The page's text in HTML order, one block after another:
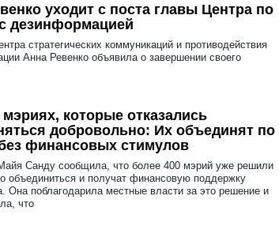
уходит с поста главы Центра по
дезинформацией
стратегических коммуникаций и противодействия
Анна Ревенко объявила о завершении своего
которые отказались
добровольно: Их объединят по
финансовых стимулов
Санду сообщила, что более 400 мэрий уже решили
объединиться и получат финансовую поддержку
Она поблагодарила местные власти за это решение и
что